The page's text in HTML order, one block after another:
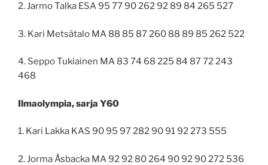
2. Jarmo Talka ESA 95 77 90 262 92 89 84 265 527
3. Kari Metsätalo MA 88 85 87 260 88 89 85 262 522
4. Seppo Tukiainen MA 83 74 68 225 84 87 72 243
468
Ilmaolympia, sarja Y60
1. Kari Lakka KAS 90 95 97 282 90 91 92 273 555
2. Jorma Åsbacka MA 92 92 80 264 90 92 90 272 536